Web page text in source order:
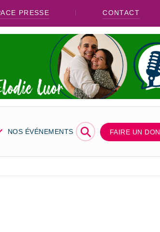
PRESSE CONTACT
NOS ÉVÉNEMENTS ⚲ FAIRE UN DON